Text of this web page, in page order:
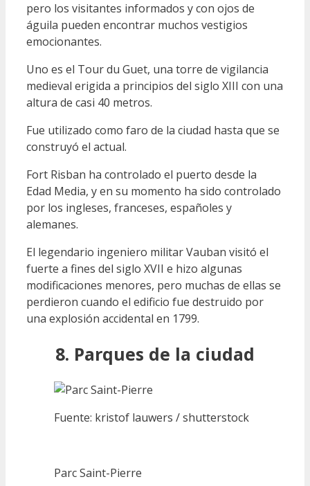
pero los visitantes informados y con ojos de
águila pueden encontrar muchos vestigios
emocionantes.
Uno es el Tour du Guet, una torre de vigilancia
medieval erigida a principios del siglo XIII con una
altura de casi 40 metros.
Fue utilizado como faro de la ciudad hasta que se
construyó el actual.
Fort Risban ha controlado el puerto desde la
Edad Media, y en su momento ha sido controlado
por los ingleses, franceses, españoles y
alemanes.
El legendario ingeniero militar Vauban visitó el
fuerte a fines del siglo XVII e hizo algunas
modificaciones menores, pero muchas de ellas se
perdieron cuando el edificio fue destruido por
una explosión accidental en 1799.
8. Parques de la ciudad
Fuente: kristof lauwers / shutterstock
Parc Saint-Pierre